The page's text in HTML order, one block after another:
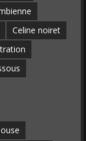
Celine noiret